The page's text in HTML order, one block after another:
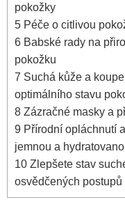
pokožky
5 Péče o citlivou
6 Babské⁢ rady⁢ na
‌pokožku
7 Suchá kůže ‌a
optimálního stavu
8 Zázračné masky a
9 Přírodní opláchnutí
jemnou​ a
10 Zlepšete stav
osvědčených postupů